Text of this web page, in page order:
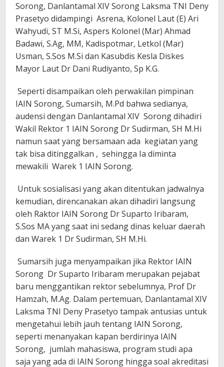
Sorong, Danlantamal XIV Sorong Laksma TNI Deny
Prasetyo didampingi Asrena, Kolonel Laut (E) Ari
Wahyudi, ST M.Si, Aspers Kolonel (Mar) Ahmad
Badawi, S.Ag, MM, Kadispotmar, Letkol (Mar)
Usman, S.Sos M.Si dan Kasubdis Kesla Diskes
Mayor Laut Dr Dani Rudiyanto, Sp K.G.
Seperti disampaikan oleh perwakilan pimpinan
IAIN Sorong, Sumarsih, M.Pd bahwa sedianya,
audensi dengan Danlantamal XIV Sorong dihadiri
Wakil Rektor 1 IAIN Sorong Dr Sudirman, SH M.Hi
namun saat yang bersamaan ada kegiatan yang
tak bisa ditinggalkan , sehingga Ia diminta
mewakili Warek 1 IAIN Sorong.
Untuk sosialisasi yang akan ditentukan jadwalnya
kemudian, direncanakan akan dihadiri langsung
oleh Raktor IAIN Sorong Dr Suparto Iribaram,
S.Sos MA yang saat ini sedang dinas keluar daerah
dan Warek 1 Dr Sudirman, SH M.Hi.
Sumarsih juga menyampaikan jika Rektor IAIN
Sorong Dr Suparto Iribaram merupakan pejabat
baru menggantikan rektor sebelumnya, Prof Dr
Hamzah, M.Ag. Dalam pertemuan, Danlantamal XIV
Laksma TNI Deny Prasetyo tampak antusias untuk
mengetahui lebih jauh tentang IAIN Sorong,
seperti menanyakan kapan berdirinya IAIN
Sorong, jumlah mahasiswa, program studi apa
saja yang ada di IAIN Sorong hingga soal akreditasi